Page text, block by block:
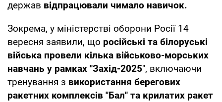
держав відпрацювали чимало навичок.
Зокрема, у міністерстві оборони Росії 14
вересня заявили, що російські та білоруські
війська провели кілька військово-морських
навчань у рамках "Захід-2025", включаючи
тренування з використання берегових
ракетних комплексів "Бал" та крилатих ракет